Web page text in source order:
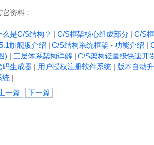
它资料：
么是C/S结构？ | C/S框架核心组成部分 | C/S
旗舰版介绍 | C/S结构系统框架 - 功能介绍 |
) | 三层体系架构详解 | C/S架构轻量级快速开
码生成器 | 用户授权注册软件系统 | 版本自动
统 |
上一篇
下一篇